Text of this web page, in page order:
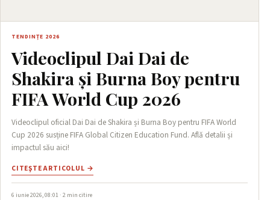
TENDINȚE 2026
Videoclipul Dai Dai de
Shakira și Burna Boy pentru
FIFA World Cup 2026
Videoclipul oficial Dai Dai de Shakira și Burna Boy pentru FIFA World
Cup 2026 susține FIFA Global Citizen Education Fund. Află detalii și
impactul său aici!
CITEŞTE ARTICOLUL →
6 iunie 2026, 08:01 · 2 min citire